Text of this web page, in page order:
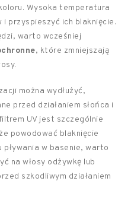
Wysoka temperatura
i przyspieszyć ich blaknięcie.
warto wcześniej
, które zmniejszają
można wydłużyć,
przed działaniem słońca i
UV jest szczególnie
powodować blaknięcie
w basenie, warto
na włosy odżywkę lub
szkodliwym działaniem